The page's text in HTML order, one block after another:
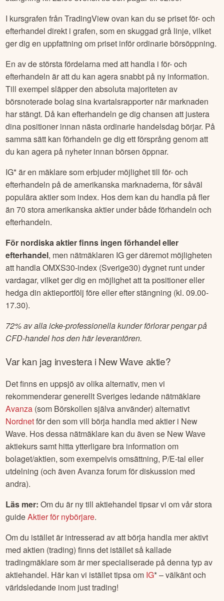
I kursgrafen från TradingView ovan kan du se priset för- och
efterhandel direkt i grafen, som en skuggad grå linje, vilket
ger dig en uppfattning om priset inför ordinarie börsöppning.
En av de största fördelarna med att handla i för- och
efterhandeln är att du kan agera snabbt på ny information.
Till exempel släpper den absoluta majoriteten av
börsnoterade bolag sina kvartalsrapporter när marknaden
har stängt. Då kan efterhandeln ge dig chansen att justera
dina positioner innan nästa ordinarie handelsdag börjar. På
samma sätt kan förhandeln ge dig ett försprång genom att
du kan agera på nyheter innan börsen öppnar.
IG* är en mäklare som erbjuder möjlighet till för- och
efterhandeln på de amerikanska marknaderna, för såväl
populära aktier som index. Hos dem kan du handla på fler
än 70 stora amerikanska aktier under både förhandeln och
efterhandeln.
För nordiska aktier finns ingen förhandel eller
efterhandel, men nätmäklaren IG ger däremot möjligheten
att handla OMXS30-index (Sverige30) dygnet runt under
vardagar, vilket ger dig en möjlighet att ta positioner eller
hedga din aktieportfölj före eller efter stängning (kl. 09.00-
17.30).
72% av alla icke-professionella kunder förlorar pengar på
CFD-handel hos den här leverantören.
Var kan jag investera iNew Wave aktie?
Det finns en uppsjö av olika alternativ, men vi
rekommenderar generellt Sveriges ledande nätmäklare
Avanza (som Börskollen själva använder) alternativt
Nordnetför den som vill börja handla med aktier i New
Wave. Hos dessa nätmäklare kan du även se New Wave
aktiekurs samt hitta ytterligare bra information om
bolaget/aktien, som exempelvis omsättning, P/E-tal eller
utdelning (och även Avanza forum för diskussion med
andra).
Läs mer: Om du är ny till aktiehandel tipsar vi om vår stora
guideAktier för nybörjare.
Om du istället är intresserad av att börja handla mer aktivt
med aktien (trading) finns det istället så kallade
tradingmäklare som är mer specialiserade på denna typ av
aktiehandel. Här kan vi istället tipsa om IG* – välkänt och
världsledande inom just trading!